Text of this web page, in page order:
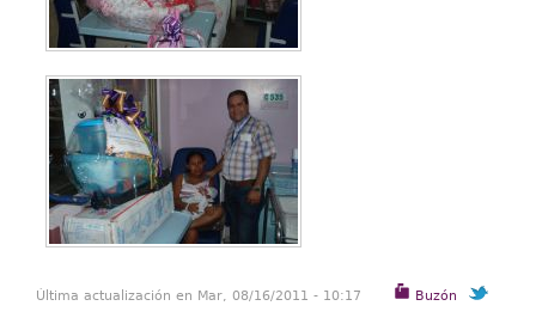
Buzón
Última actualización en Mar, 08/16/2011 - 10:17